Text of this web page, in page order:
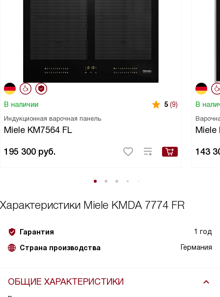
В наличии 5 (9)
Индукционная варочная панель
Miele KM7564 FL
195 300 руб.
В
Miele
143
Характеристики Miele KMDA 7774 FR
Гарантия 1 год
Страна производства Германия
ОБЩИЕ ХАРАКТЕРИСТИКИ